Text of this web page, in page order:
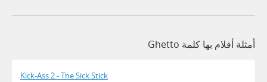
أمثلة أفلام بها كلمة Ghetto
Kick-Ass 2 - The Sick Stick